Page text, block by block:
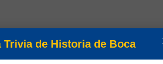
Trivia de Historia de Boca